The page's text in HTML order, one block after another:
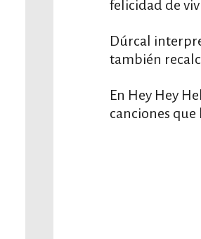
felicidad de
Dúrcal
también
En Hey Hey
canciones